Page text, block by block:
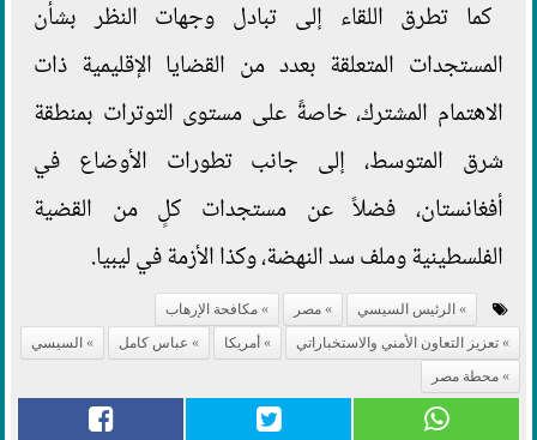
كما تطرق اللقاء إلى تبادل وجهات النظر بشأن
المستجدات المتعلقة بعدد من القضايا الإقليمية ذات
الاهتمام المشترك، خاصةً على مستوى التوترات بمنطقة
شرق المتوسط، إلى جانب تطورات الأوضاع في
أفغانستان، فضلاً عن مستجدات كلٍ من القضية
الفلسطينية وملف سد النهضة، وكذا الأزمة في ليبيا.
الرئيس السيسي مصر
مكافحة الإرهاب
تعزيز التعاون الأمني والاستخباراتي
أمريكا عباس كامل
السيسي
محطة مصر